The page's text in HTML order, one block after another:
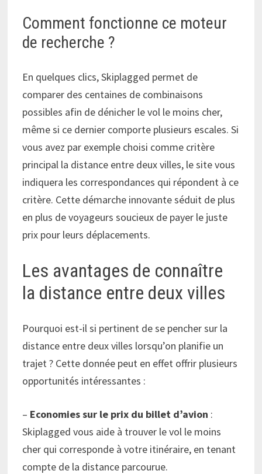
Comment fonctionne ce moteur
de recherche ?
En quelques clics, Skiplagged permet de
comparer des centaines de combinaisons
possibles afin de dénicher le vol le moins cher,
même si ce dernier comporte plusieurs escales. Si
vous avez par exemple choisi comme critère
principal la distance entre deux villes, le site vous
indiquera les correspondances qui répondent à ce
critère. Cette démarche innovante séduit de plus
en plus de voyageurs soucieux de payer le juste
prix pour leurs déplacements.
Les avantages de connaître
la distance entre deux villes
Pourquoi est-il si pertinent de se pencher sur la
distance entre deux villes lorsqu’on planifie un
trajet ? Cette donnée peut en effet offrir plusieurs
opportunités intéressantes :
– Economies sur le prix du billet d’avion :
Skiplagged vous aide à trouver le vol le moins
cher qui corresponde à votre itinéraire, en tenant
compte de la distance parcourue.